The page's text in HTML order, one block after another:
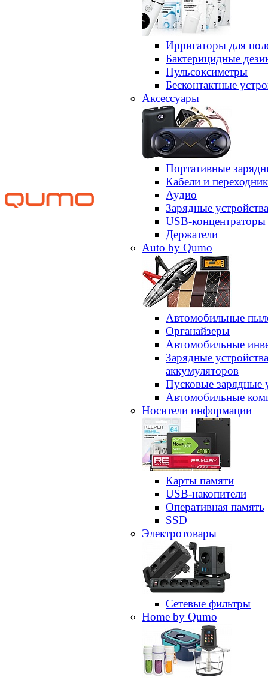
Ирригаторы для
Бактерицидные
Пульсоксиметры
Бесконтактные
Аксессуары
Портативные
Кабели и
Аудио
Зарядные устройства
USB-концентраторы
Держатели
Auto by Qumo
Автомобильные
Органайзеры
Автомобильные
Зарядные
аккумуляторов
Пусковые зарядные
Автомобильные
Носители информации
Карты памяти
USB-накопители
Оперативная память
SSD
Электротовары
Сетевые фильтры
Home by Qumo